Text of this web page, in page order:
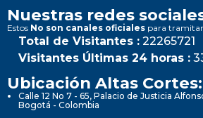
Nuestras redes
Estos No son canales oficiales para tramitar
Total de Visitantes : 22265721
Visitantes Últimas 24 horas :
Ubicación Altas Cortes:
Calle 12 No 7 - 65, Palacio de Justicia
Bogotá - Colombia